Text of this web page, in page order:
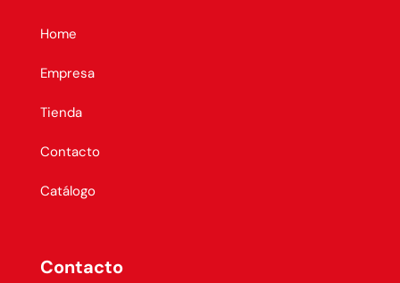
Home
Empresa
Tienda
Contacto
Catálogo
Contacto